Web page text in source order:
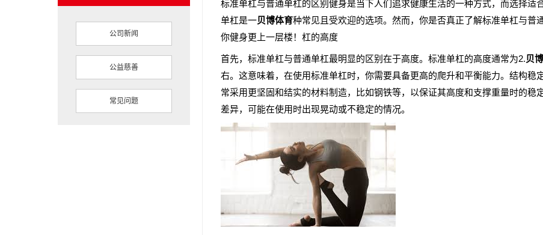
公司新闻
公益慈善
常见问题
标准单杠与普通单杠的区别健身是当下人们追求健康生活的一种方式，而选择适
单杠是一贝博体育种常见且受欢迎的选项。然而，你是否真正了解标准单杠与
你健身更上一层楼！杠的高度
首先，标准单杠与普通单杠最明显的区别在于高度。标准单杠的高度通常为2.贝
右。这意味着，在使用标准单杠时，你需要具备更高的爬升和平衡能力。结构稳
常采用更坚固和结实的材料制造，比如钢铁等，以保证其高度和支撑重量时的
差异，可能在使用时出现晃动或不稳定的情况。